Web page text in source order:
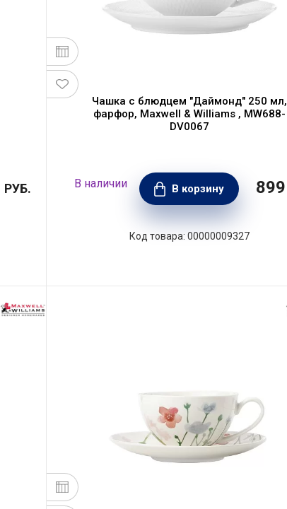
РУБ.
Чашка с блюдцем "Даймонд" 250 мл,
фарфор, Maxwell & Williams , MW688-
DV0067
В корзину 899
00000009327